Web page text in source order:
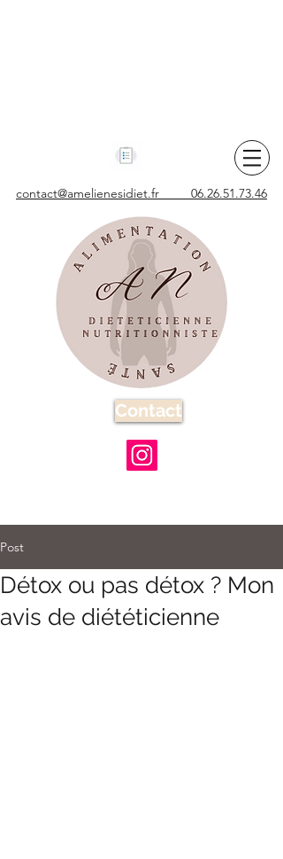
contact@amelienesidiet.fr 06.26.51.73.46
Contact
Post
Détox ou pas détox ? Mon
avis de diététicienne